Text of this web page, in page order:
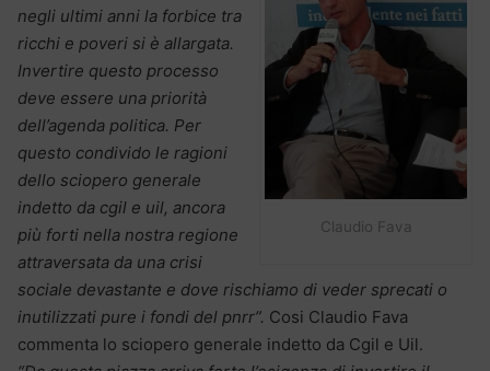
Claudio Fava
negli ultimi anni la forbice tra
ricchi e poveri si è allargata.
Invertire questo processo
deve essere una priorità
dell’agenda politica. Per
questo condivido le ragioni
dello sciopero generale
indetto da cgil e uil, ancora
più forti nella nostra regione
attraversata da una crisi
sociale devastante e dove rischiamo di veder sprecati o
inutilizzati pure i fondi del pnrr”. Cosi Claudio Fava
commenta lo sciopero generale indetto da Cgil e Uil.